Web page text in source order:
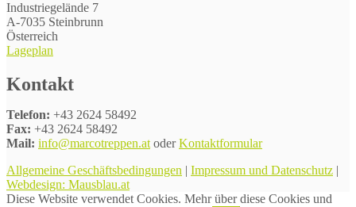
Industriegelände 7
A-7035 Steinbrunn
Österreich
Lageplan
Kontakt
Telefon: +43 2624 58492
Fax: +43 2624 58492
Mail: info@marcotreppen.at oderKontaktformular
Allgemeine Geschäftsbedingungen | Impressum und Datenschutz |
Webdesign: Mausblau.at
Diese Website verwendet Cookies. Mehr über diese Cookies und